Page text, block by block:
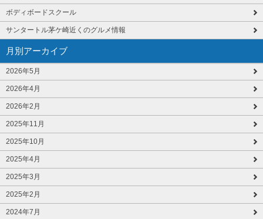
ボディボードスクール
サンタートル茅ケ崎近くのグルメ情報
月別アーカイブ
2026年5月
2026年4月
2026年2月
2025年11月
2025年10月
2025年4月
2025年3月
2025年2月
2024年7月